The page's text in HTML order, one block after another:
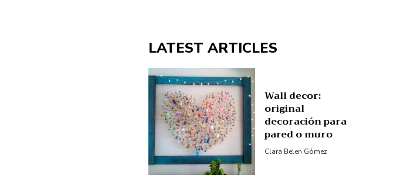
LATEST ARTICLES
Wall decor:
original
decoración para
pared o muro
Clara Belen Gómez